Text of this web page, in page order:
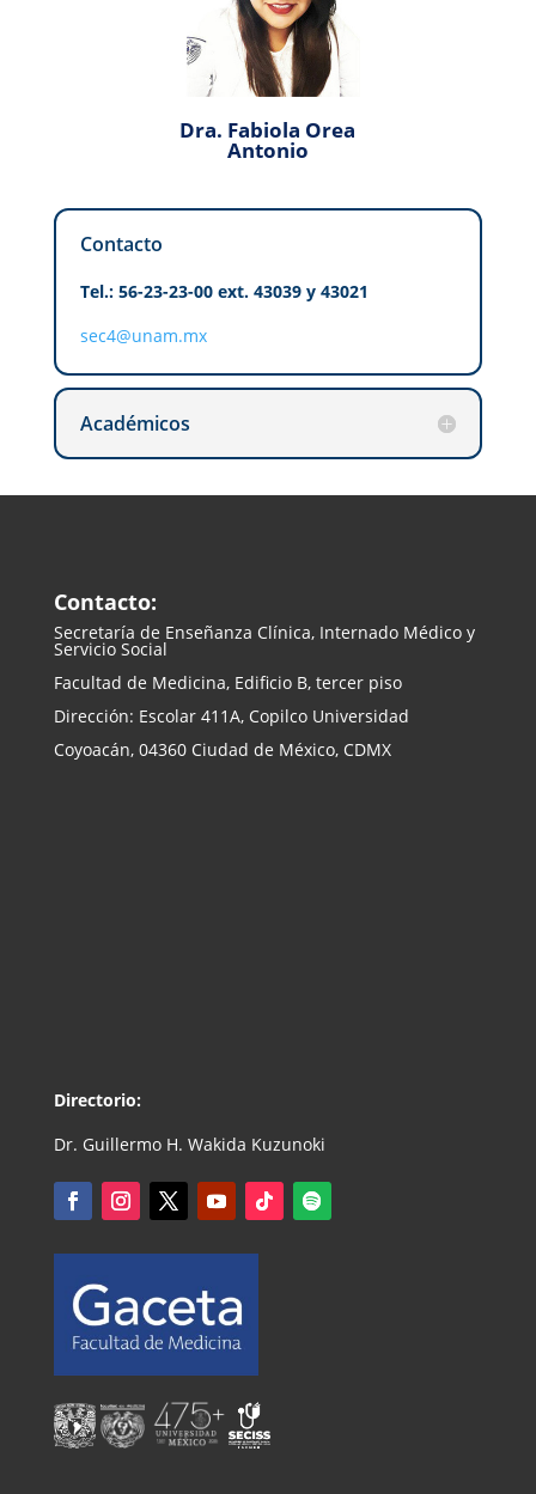
Dra. Fabiola Orea
Antonio
Contacto
Tel.: 56-23-23-00 ext. 43039 y 43021
sec4@unam.mx
Académicos
Contacto:
Secretaría de Enseñanza Clínica, Internado Médico y
Servicio Social
Facultad de Medicina, Edificio B, tercer piso
Dirección: Escolar 411A, Copilco Universidad
Coyoacán, 04360 Ciudad de México, CDMX
Directorio:
Dr. Guillermo H. Wakida Kuzunoki